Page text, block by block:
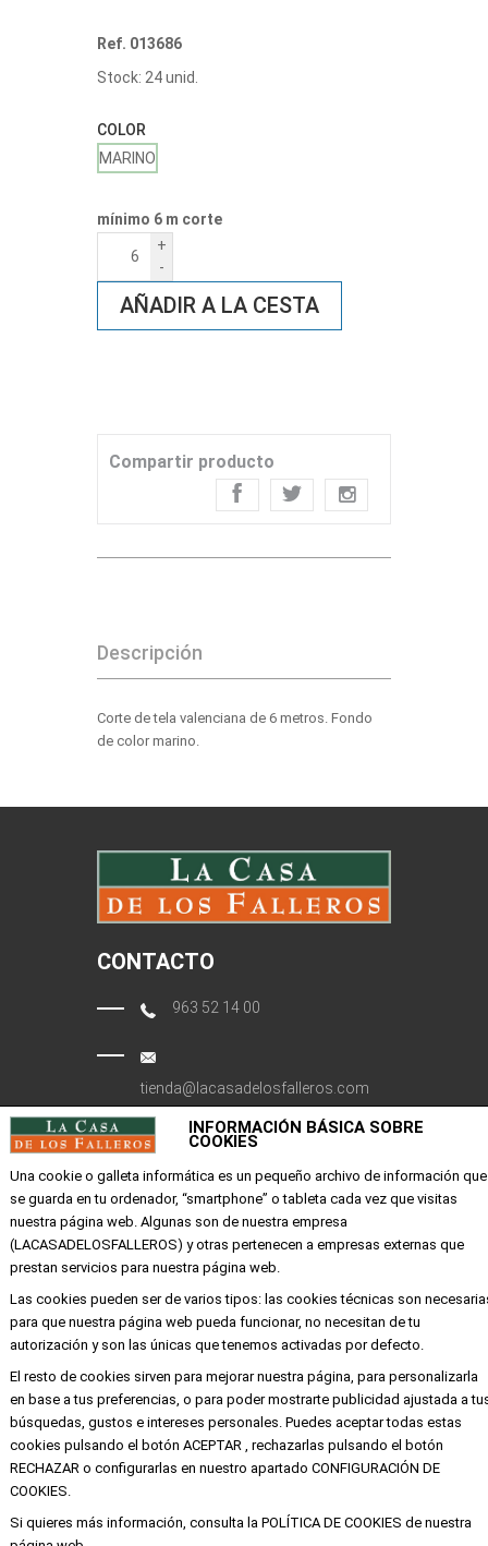
Ref. 013686
Stock: 24 unid.
COLOR
MARINO
mínimo 6 m corte
+
-
AÑADIR A LA CESTA
Compartir producto
Descripción
Corte de tela valenciana de 6 metros. Fondo
de color marino.
CONTACTO
963 52 14 00
tienda@lacasadelosfalleros.com
Calle Quevedo 6
EMPRESA
Mi cuenta
Política de privacidad y cookies
Condiciones de compra
Copyright ©AlbaTodos los derechos
INFORMACIÓN BÁSICA SOBRE
COOKIES
Una cookie o galleta informática es un pequeño archivo de información que
se guarda en tu ordenador, “smartphone” o tableta cada vez que visitas
nuestra página web. Algunas son de nuestra empresa
(LACASADELOSFALLEROS) y otras pertenecen a empresas externas que
prestan servicios para nuestra página web.
Las cookies pueden ser de varios tipos: las cookies técnicas son
para que nuestra página web pueda funcionar, no necesitan de tu
autorización y son las únicas que tenemos activadas por defecto.
El resto de cookies sirven para mejorar nuestra página, para personalizarla
en base a tus preferencias, o para poder mostrarte publicidad ajustada a
búsquedas, gustos e intereses personales. Puedes aceptar todas estas
cookies pulsando el botón ACEPTAR , rechazarlas pulsando el botón
RECHAZAR o configurarlas en nuestro apartado CONFIGURACIÓN DE
COOKIES.
Si quieres más información, consulta la POLÍTICA DE COOKIES de nuestra